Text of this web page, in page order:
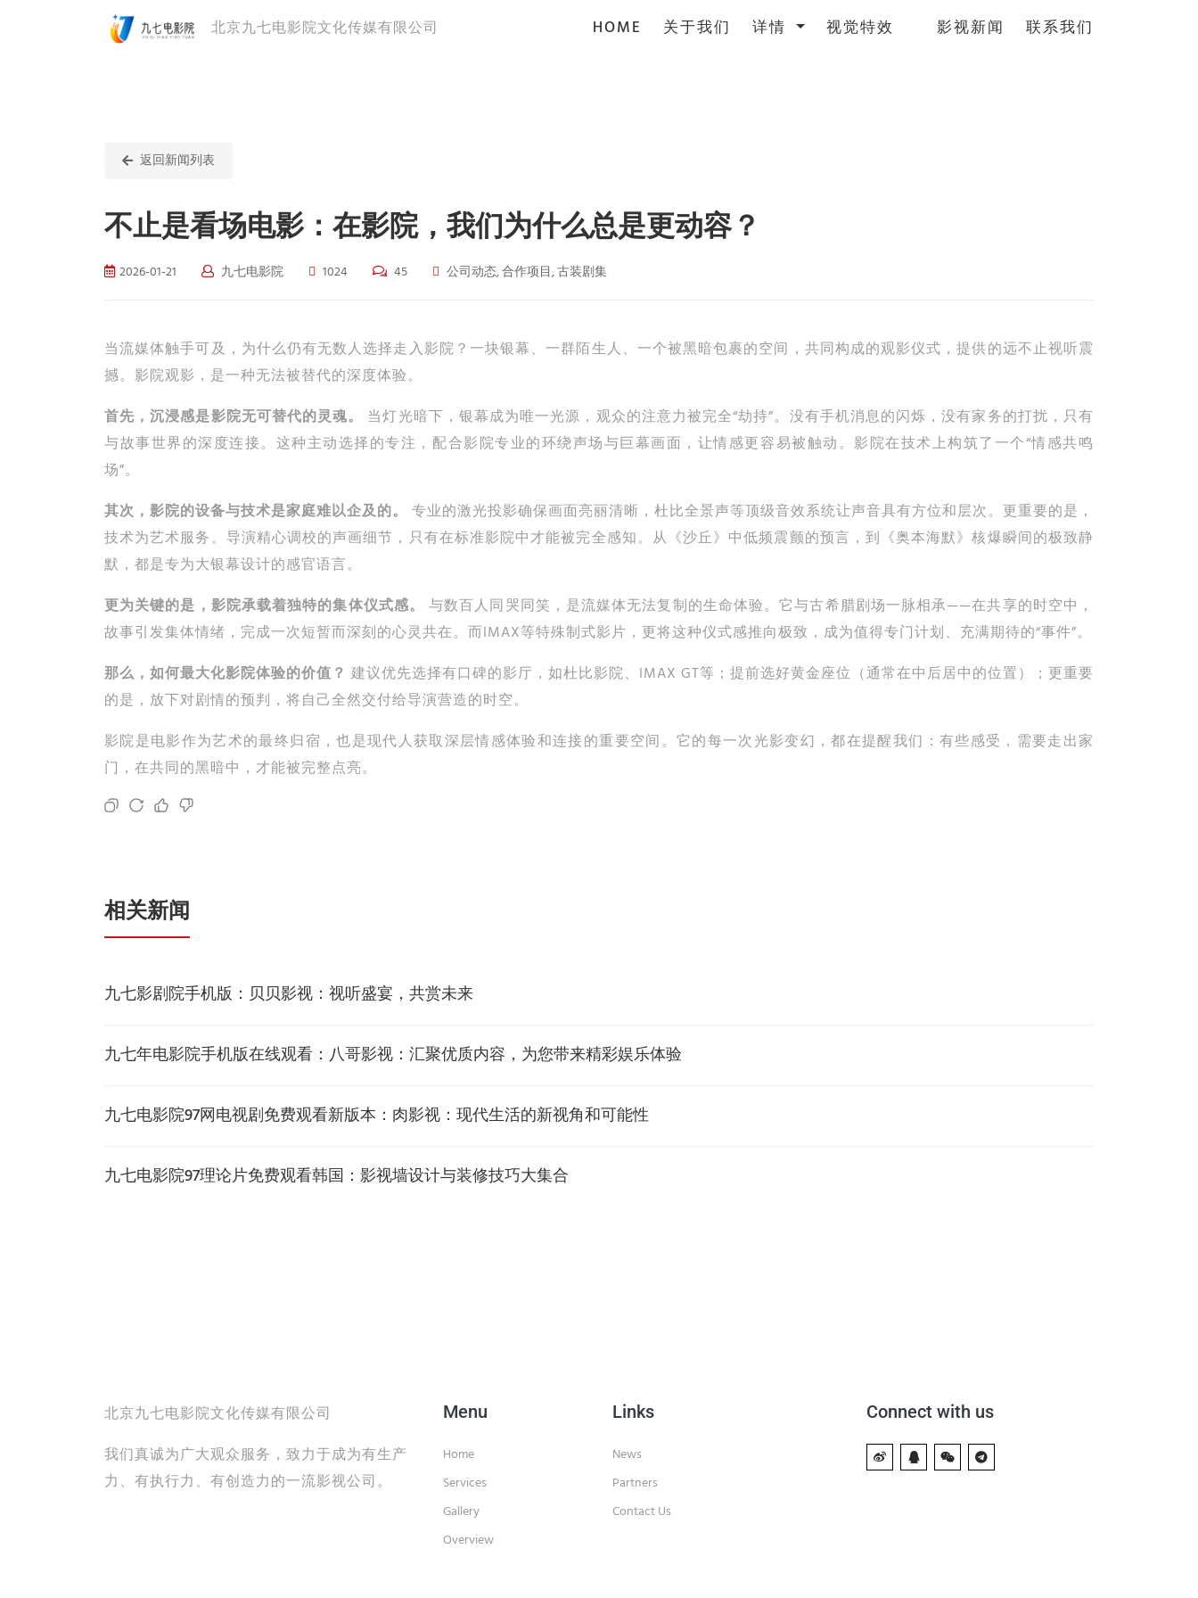
北京九七电影院文化传媒有限公司 HOME (current)
关于我们 详情 视觉特效 影视新闻 联系我们
返回新闻列表
不止是看场电影：在影院，我们为什么总是更动容？
2026-01-21 九七电影院 1024 45 公司动态, 合作项目, 古装剧集
当流媒体触手可及，为什么仍有无数人选择走入影院？一块银幕、一群陌生人、一个被黑暗包裹的空间，共同构成的观影仪式，提供的远不止视听震
撼。影院观影，是一种无法被替代的深度体验。
首先，沉浸感是影院无可替代的灵魂。
当灯光暗下，银幕成为唯一光源，观众的注意力被完全“劫持”。没有手机消息的闪烁，没有家务的打扰，只有
与故事世界的深度连接。这种主动选择的专注，配合影院专业的环绕声场与巨幕画面，让情感更容易被触动。影院在技术上构筑了一个“情感共鸣
场”。
其次，影院的设备与技术是家庭难以企及的。
专业的激光投影确保画面亮丽清晰，杜比全景声等顶级音效系统让声音具有方位和层次。更重要的是，
技术为艺术服务。导演精心调校的声画细节，只有在标准影院中才能被完全感知。从《沙丘》中低频震颤的预言，到《奥本海默》核爆瞬间的极致静
默，都是专为大银幕设计的感官语言。
更为关键的是，影院承载着独特的集体仪式感。
与数百人同哭同笑，是流媒体无法复制的生命体验。它与古希腊剧场一脉相承——在共享的时空中，
故事引发集体情绪，完成一次短暂而深刻的心灵共在。而IMAX等特殊制式影片，更将这种仪式感推向极致，成为值得专门计划、充满期待的“事件”。
那么，如何最大化影院体验的价值？ 建议优先选择有口碑的影厅，如杜比影院、IMAX GT等；提前选好黄金座位（通常在中后居中的位置）；更重要
的是，放下对剧情的预判，将自己全然交付给导演营造的时空。
影院是电影作为艺术的最终归宿，也是现代人获取深层情感体验和连接的重要空间。它的每一次光影变幻，都在提醒我们：有些感受，需要走出家
门，在共同的黑暗中，才能被完整点亮。
相关新闻
九七影剧院手机版：贝贝影视：视听盛宴，共赏未来
九七年电影院手机版在线观看：八哥影视：汇聚优质内容，为您带来精彩娱乐体验
九七电影院97网电视剧免费观看新版本：肉影视：现代生活的新视角和可能性
九七电影院97理论片免费观看韩国：影视墙设计与装修技巧大集合
北京九七电影院文化传媒有限公司
我们真诚为广大观众服务，致力于成为有生产
力、有执行力、有创造力的一流影视公司。
Menu
Home
Services
Gallery
Overview
Links
News
Partners
Contact Us
Connect with us